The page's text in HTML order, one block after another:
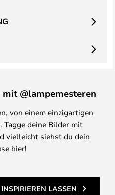
@lampemesteren
von einem einzigartigen
Tagge deine Bilder mit
vielleicht siehst du dein
hier!
LASSEN